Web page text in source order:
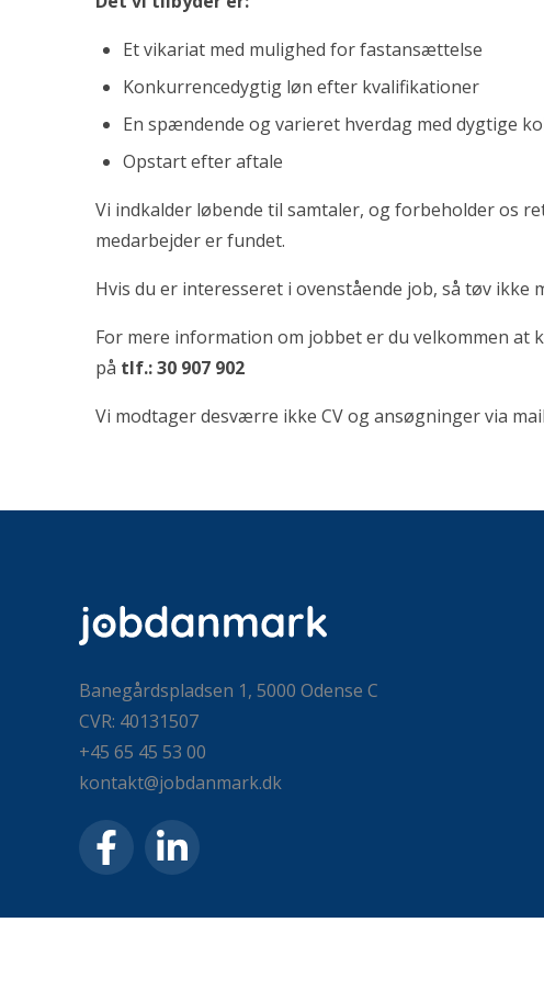
Et vikariat med mulighed for fastansættelse
Konkurrencedygtig løn efter kvalifikationer
En spændende og varieret hverdag med dygtige
Opstart efter aftale
Vi indkalder løbende til samtaler, og forbeholder os
medarbejder er fundet.
Hvis du er interesseret i ovenstående job, så tøv ikke
For mere information om jobbet er du velkommen at
på tlf.: 30 907 902
Vi modtager desværre ikke CV og ansøgninger via
Banegårdspladsen 1, 5000 Odense C
CVR: 40131507
+45 65 45 53 00
kontakt@jobdanmark.dk